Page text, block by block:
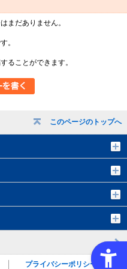
このページのトップへ
まだありません。
。
ることができます。
プライバシーポリシー